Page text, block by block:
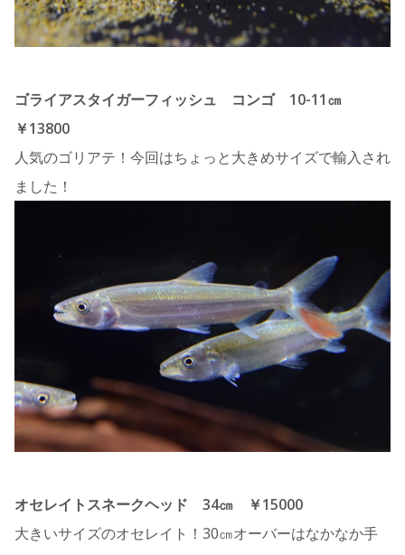
ゴライアスタイガーフィッシュ コンゴ 10-11㎝
￥13800
人気のゴリアテ！今回はちょっと大きめサイズで輸入され
ました！
オセレイトスネークヘッド 34㎝ ￥15000
大きいサイズのオセレイト！30㎝オーバーはなかなか手